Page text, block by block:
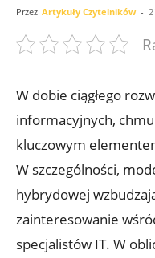
Przez Artykuły Czytelników -
W ​dobie ciągłego
informacyjnych,
kluczowym
W‍ szczególności,
hybrydowej
zainteresowanie
specjalistów IT. W